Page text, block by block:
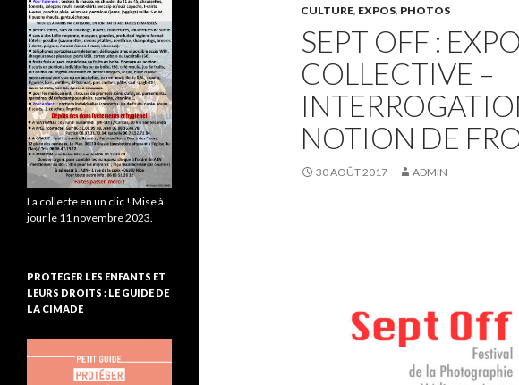
CULTURE, EXPOS, PHOTOS
SEPT OFF :
COLLECTIVE –
NOTION DE
30 AOÛT 2017 ADMIN
La collecte en un clic ! Mise à
jour le 11 novembre 2023.
PROTÉGER LES ENFANTS ET
LEURS DROITS : LE GUIDE DE
LA CIMADE